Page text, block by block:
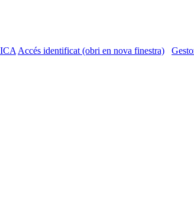
Accés identificat (obri en nova finestra)